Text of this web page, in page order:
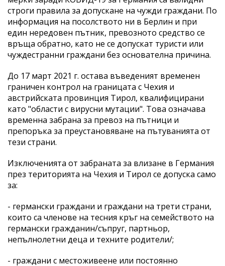
строги правила за допускане на чужди граждани. По
информация на посолството ни в Берлин и при
един нередовен пътник, превозното средство се
връща обратно, като не се допускат туристи или
чуждестранни граждани без основателна причина.
До 17 март 2021 г. остава въведеният временен
граничен контрол на границата с Чехия и
австрийската провинция Тирол, квалифицирани
като "области с вирусни мутации". Това означава
временна забрана за превоз на пътници и
препоръка за преустановяване на пътуванията от
тези страни.
Изключенията от забраната за влизане в Германия
през територията на Чехия и Тирол се допуска само
за:
- германски граждани и граждани на трети страни,
които са членове на тесния кръг на семейството на
германски гражданин/съпруг, партньор,
непълнолетни деца и техните родители/;
- граждани с местоживеене или постоянно